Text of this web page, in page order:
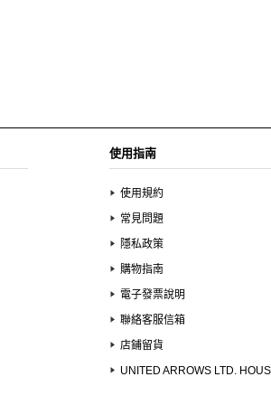
使用指南
使用規約
常見問題
隱私政策
購物指南
電子發票說明
聯絡客服信箱
店鋪留貨
UNITED ARROWS LTD.